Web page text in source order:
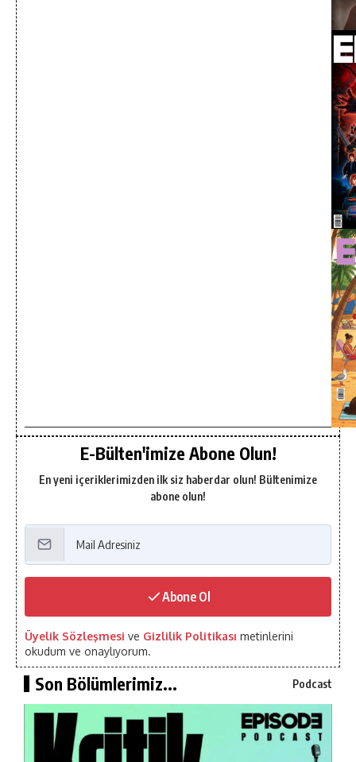
E-Bülten'imize Abone Olun!
En yeni içeriklerimizden ilk siz haberdar olun! Bültenimize
abone olun!
Abone Ol
Üyelik Sözleşmesi ve Gizlilik Politikası metinlerini
okudum ve onaylıyorum.
Son Bölümlerimiz... Podcast